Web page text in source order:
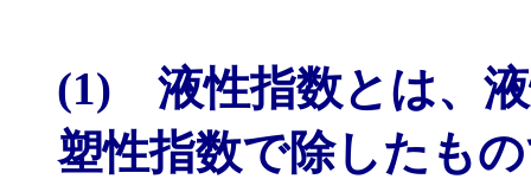
(1) 液性指数とは、
塑性指数で除したも